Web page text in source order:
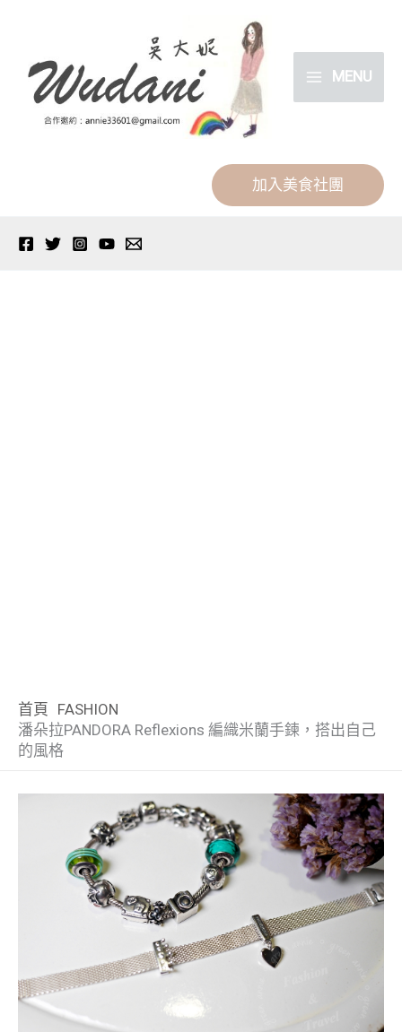
MENU
加入美食社團
首頁 FASHION
潘朵拉PANDORA Reflexions 編織米蘭手鍊，搭出自己
的風格